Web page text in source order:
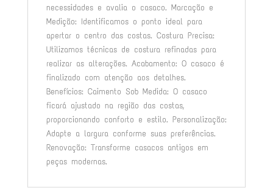
necessidades e avalia o casaco. Marcação e
Medição: Identificamos o ponto ideal para
apertar o centro das costas. Costura Precisa:
Utilizamos técnicas de costura refinadas para
realizar as alterações. Acabamento: O casaco é
finalizado com atenção aos detalhes.
Benefícios: Caimento Sob Medida: O casaco
ficará ajustado na região das costas,
proporcionando conforto e estilo. Personalização:
Adapte a largura conforme suas preferências.
Renovação: Transforme casacos antigos em
peças modernas.